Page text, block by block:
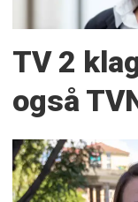
TV 2
også